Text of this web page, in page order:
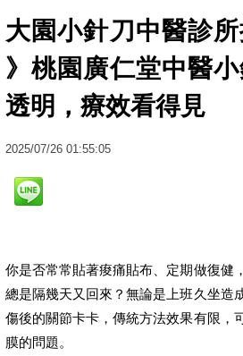
大園小針刀中醫診
》桃園廣仁堂中醫
透明，療效看得見
2025/07/26 01:55:05
你是否常常貼著痠痛貼布、定期做復健
總是隔幾天又回來？無論是上班久坐造
傷後的關節卡卡，傳統方法效果有限，
膜的問題。